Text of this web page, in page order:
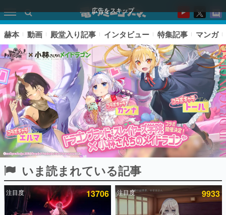
広告をスキップ
ピックアップ
電ファミのいま読まれている記事ランキング
赫本 動画 殿堂入り記事 インタビュー 特集記事 マンガ
いま読まれている記事
注目度 13706 注目度 9933